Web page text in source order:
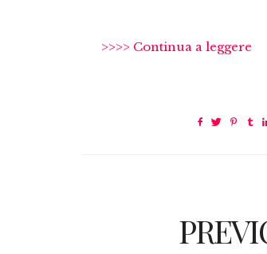
>>>> Continua a leggere